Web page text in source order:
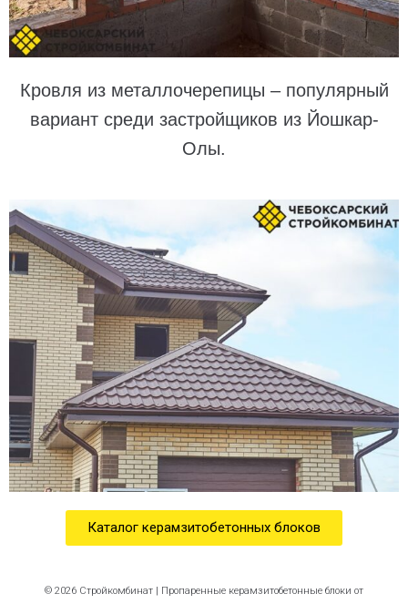
Кровля из металлочерепицы – популярный
вариант среди застройщиков из Йошкар-
Олы.
Каталог керамзитобетонных блоков
© 2026 Стройкомбинат | Пропаренные керамзитобетонные блоки от